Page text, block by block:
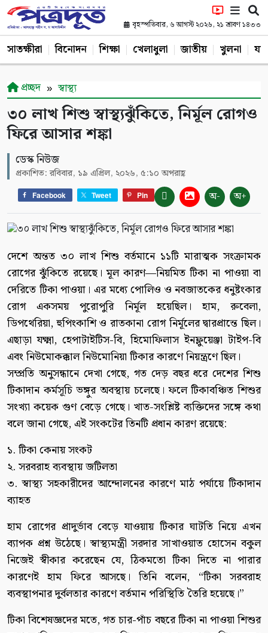
বৃহস্পতিবার, ৬ আগস্ট ২০২৬, ২১ শ্রাবণ ১৪৩৩
সাতক্ষীরা বিনোদন শিক্ষা খেলাধুলা জাতীয় খুলনা
প্রচ্ছদ স্বাস্থ্য
৩০ লাখ শিশু স্বাস্থ্যঝুঁকিতে, নির্মূল রোগও
ফিরে আসার শঙ্কা
ডেস্ক নিউজ
প্রকাশিত: রবিবার, ১৯ এপ্রিল, ২০২৬, ৫:১০ অপরাহ্ণ
Facebook Tweet Pin অ- অ+
দেশে অন্তত ৩০ লাখ শিশু বর্তমানে ১১টি মারাত্মক সংক্রামক
রোগের ঝুঁকিতে রয়েছে। মূল কারণ—নিয়মিত টিকা না পাওয়া বা
দেরিতে টিকা পাওয়া। এর মধ্যে পোলিও ও নবজাতকের ধনুষ্টংকার
রোগ একসময় পুরোপুরি নির্মূল হয়েছিল। হাম, রুবেলা,
ডিপথেরিয়া, হুপিংকাশি ও রাতকানা রোগ নির্মূলের দ্বারপ্রান্তে ছিল।
এছাড়া যক্ষ্মা, হেপাটাইটিস-বি, হিমোফিলাস ইনফ্লুয়েঞ্জা টাইপ-বি
এবং নিউমোকক্কাল নিউমোনিয়া টিকার কারণে নিয়ন্ত্রণে ছিল।
সম্প্রতি অনুসন্ধানে দেখা গেছে, গত দেড় বছর ধরে দেশের শিশু
টিকাদান কর্মসূচি ভঙ্গুর অবস্থায় চলেছে। ফলে টিকাবঞ্চিত শিশুর
সংখ্যা কয়েক গুণ বেড়ে গেছে। খাত-সংশ্লিষ্ট ব্যক্তিদের সঙ্গে কথা
বলে জানা গেছে, এই সংকটের তিনটি প্রধান কারণ রয়েছে:
১. টিকা কেনায় সংকট
২. সরবরাহ ব্যবস্থায় জটিলতা
৩. স্বাস্থ্য সহকারীদের আন্দোলনের কারণে মাঠ পর্যায়ে টিকাদান
ব্যাহত
হাম রোগের প্রাদুর্ভাব বেড়ে যাওয়ায় টিকার ঘাটতি নিয়ে এখন
ব্যাপক প্রশ্ন উঠেছে। স্বাস্থ্যমন্ত্রী সরদার সাখাওয়াত হোসেন বকুল
নিজেই স্বীকার করেছেন যে, ঠিকমতো টিকা দিতে না পারার
কারণেই হাম ফিরে আসছে। তিনি বলেন, “টিকা সরবরাহ
ব্যবস্থাপনার দুর্বলতার কারণে বর্তমান পরিস্থিতি তৈরি হয়েছে।”
টিকা বিশেষজ্ঞদের মতে, গত চার-পাঁচ বছরে টিকা না পাওয়া শিশুর